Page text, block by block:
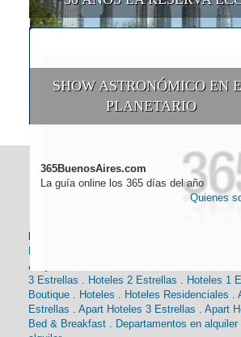
SHOW ASTRONÓMICO EN
PLANETARIO
365BuenosAires.com
La guía online los 365 días del año
Quienes
Alojamiento:
Hoteles
3 Estrellas . Hoteles 2 Estrellas . Hoteles 1
Boutique . Hoteles . Hoteles Residenciales .
Estrellas . Apart Hoteles 3 Estrellas . Apart
Bed & Breakfast . Departamentos en alquiler